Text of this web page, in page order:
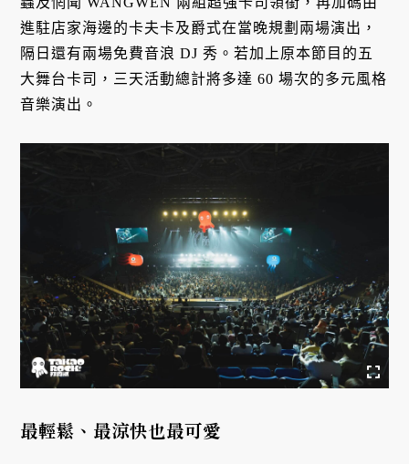
進駐店家海邊的卡夫卡及爵式在當晚規劃兩場演出，
隔日還有兩場免費音浪 DJ 秀。若加上原本節目的五
大舞台卡司，三天活動總計將多達 60 場次的多元風格
音樂演出。
最輕鬆、最涼快也最可愛